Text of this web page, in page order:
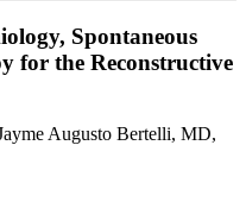
Spontaneous
for the Reconstructive
Augusto Bertelli, MD,